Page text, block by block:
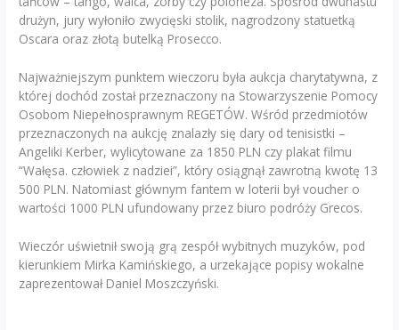
drużyn, jury wyłoniło zwycięski stolik, nagrodzony statuetką
Oscara oraz złotą butelką Prosecco.
Najważniejszym punktem wieczoru była aukcja charytatywna, z
której dochód został przeznaczony na Stowarzyszenie Pomocy
Osobom Niepełnosprawnym REGETÓW. Wśród przedmiotów
przeznaczonych na aukcję znalazły się dary od tenisistki –
Angeliki Kerber, wylicytowane za 1850 PLN czy plakat filmu
“Wałęsa. człowiek z nadziei”, który osiągnął zawrotną kwotę 13
500 PLN. Natomiast głównym fantem w loterii był voucher o
wartości 1000 PLN ufundowany przez biuro podróży Grecos.
Wieczór uświetnił swoją grą zespół wybitnych muzyków, pod
kierunkiem Mirka Kamińskiego, a urzekające popisy wokalne
zaprezentował Daniel Moszczyński.